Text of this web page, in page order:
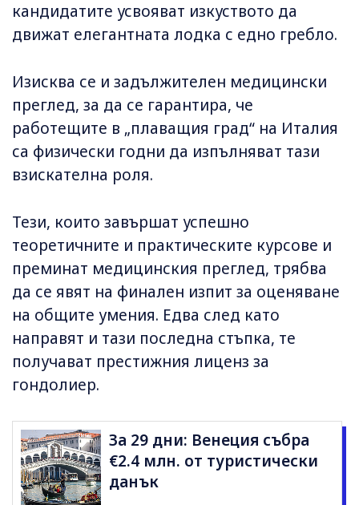
кандидатите усвояват изкуството да
движат елегантната лодка с едно гребло.
Изисква се и задължителен медицински
преглед, за да се гарантира, че
работещите в „плаващия град“ на Италия
са физически годни да изпълняват тази
взискателна роля.
Тези, които завършат успешно
теоретичните и практическите курсове и
преминат медицинския преглед, трябва
да се явят на финален изпит за оценяване
на общите умения. Едва след като
направят и тази последна стъпка, те
получават престижния лиценз за
гондолиер.
За 29 дни: Венеция събра
€2.4 млн. от туристически
данък